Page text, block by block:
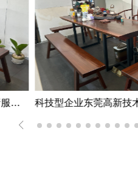
科技企业东莞市高新企业认定申请服务案例|削减税务支出